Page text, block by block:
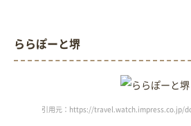
ららぽーと堺
引用元：https://travel.watch.impress.co.jp/